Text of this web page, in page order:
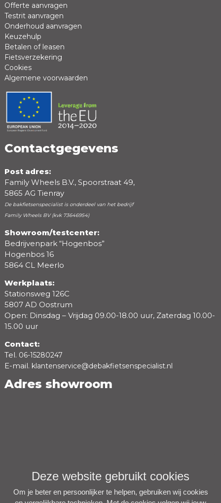
Review *
Positieve punten
Beoordeling
Offerte aanvragen
Testrit aanvragen
Onderhoud aanvragen
Keuzehulp
Betalen of leasen
Fietsverzekering
Cookies
Algemene voorwaarden
Contactgegevens
Post adres:
Family Wheels B.V., Spoorstraat 49,
5865 AG Tienray
De bakfietsenspecialist is onderdeel van het bedrijf
Family Wheels BV (kvk 73646954)
Showroom/testcenter:
Bedrijvenpark “Hogenbos”
Hogenbos 16
5864 CL Meerlo
Werkplaats:
Stationsweg 126C
5807 AD Oostrum
Open: Dinsdag – Vrijdag 09.00-18.00 uur, Zaterdag 10.00-
15.00 uur
Contact:
Tel. 06-15280247
E-mail. klantenservice@debakfietsenspecialist.nl
Adres showroom
Deze website gebruikt cookies
Om je beter en persoonlijker te helpen, gebruiken wij cookies